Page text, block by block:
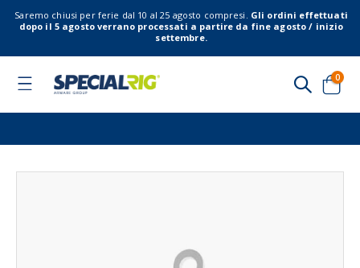
Saremo chiusi per ferie dal 10 al 25 agosto compresi. Gli ordini effettuati
dopo il 5 agosto verrano processati a partire da fine agosto / inizio
settembre.
Toggle
Cart
0